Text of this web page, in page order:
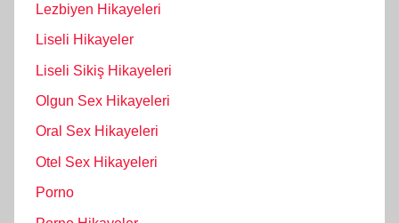
Lezbiyen Hikayeleri
Liseli Hikayeler
Liseli Sikiş Hikayeleri
Olgun Sex Hikayeleri
Oral Sex Hikayeleri
Otel Sex Hikayeleri
Porno